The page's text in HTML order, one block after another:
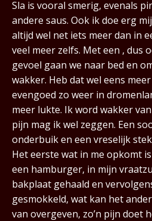
Sla is vooral smerig, evenals
andere saus. Ook ik doe erg
altijd wel net iets meer dan in
veel meer zelfs. Met een , dus
gevoel gaan we naar bed en
wakker. Heb dat wel eens
evengoed zo weer in
meer lukte. Ik word wakker
pijn mag ik wel zeggen. Een
onderbuik en een vreselijk
Het eerste wat in me opkomt
een hamburger, in mijn
bakplaat gehaald en
gesmokkeld, wat kan het
van overgeven, zo’n pijn doet